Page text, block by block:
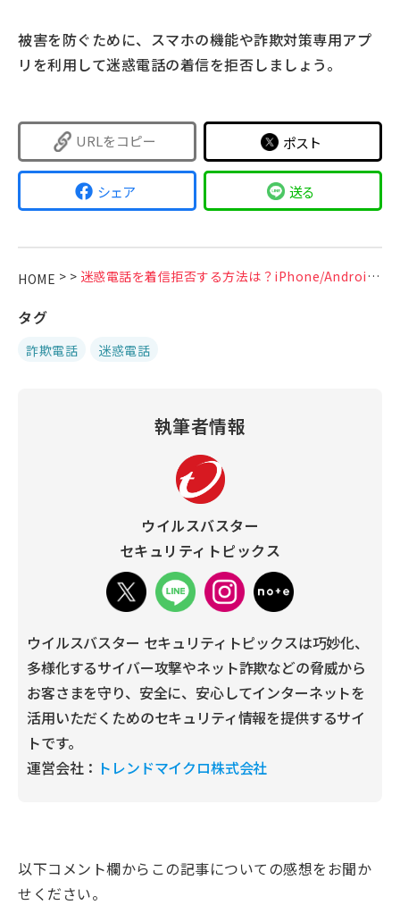
被害を防ぐために、スマホの機能や詐欺対策専用アプ
リを利用して迷惑電話の着信を拒否しましょう。
URLをコピー ポスト
シェア 送る
HOME > > 迷惑電話を着信拒否する方法は？iPhone/Android/携帯キャリア別に解説！
タグ
詐欺電話 迷惑電話
執筆者情報
ウイルスバスター
セキュリティトピックス
ウイルスバスター セキュリティトピックスは巧妙化、
多様化するサイバー攻撃やネット詐欺などの脅威から
お客さまを守り、安全に、安心してインターネットを
活用いただくためのセキュリティ情報を提供するサイ
トです。
運営会社： トレンドマイクロ株式会社
以下コメント欄からこの記事についての感想をお聞か
せください。